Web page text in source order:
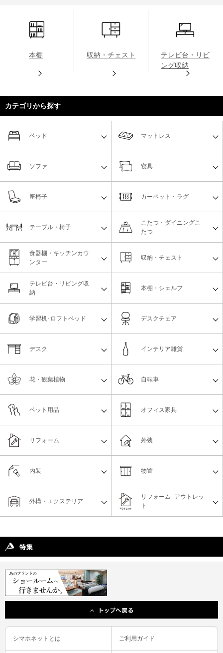
本棚 収納・チェスト
テレビ台・リビ
ング収納
カテゴリから探す
ベッド マットレス
ソファ 寝具
座椅子 カーペット・ラグ
テーブル・椅子
こたつ・ダイニングこ
たつ
食器棚・キッチンカウ
ンター
収納・チェスト
テレビ台・リビング収
納
本棚・シェルフ
学習机･ロフトベッド デスクチェア
デスク インテリア雑貨
花・観葉植物 自転車
ペット用品 オフィス家具
リフォーム
リフォーム_アウトレッ
ト
物置
外構・エクステリア
外装
内装
シマホネットとは ご利用ガイド